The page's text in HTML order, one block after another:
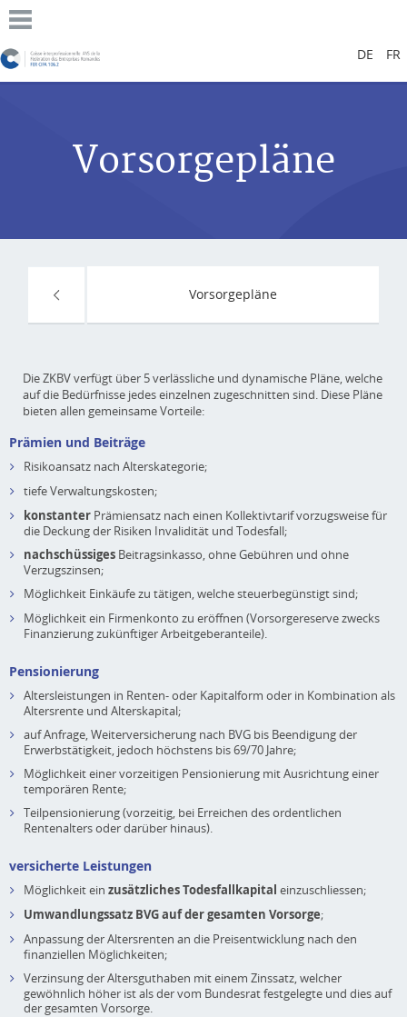
DE FR
Vorsorgepläne
Vorsorgepläne
Die ZKBV verfügt über 5 verlässliche und dynamische Pläne, welche
auf die Bedürfnisse jedes einzelnen zugeschnitten sind. Diese Pläne
bieten allen gemeinsame Vorteile:
Prämien und Beiträge
Risikoansatz nach Alterskategorie;
tiefe Verwaltungskosten;
konstanter Prämiensatz nach einen Kollektivtarif vorzugsweise für
die Deckung der Risiken Invalidität und Todesfall;
nachschüssiges Beitragsinkasso, ohne Gebühren und ohne
Verzugszinsen;
Möglichkeit Einkäufe zu tätigen, welche steuerbegünstigt sind;
Möglichkeit ein Firmenkonto zu eröffnen (Vorsorgereserve zwecks
Finanzierung zukünftiger Arbeitgeberanteile).
Pensionierung
Altersleistungen in Renten- oder Kapitalform oder in Kombination als
Altersrente und Alterskapital;
auf Anfrage, Weiterversicherung nach BVG bis Beendigung der
Erwerbstätigkeit, jedoch höchstens bis 69/70 Jahre;
Möglichkeit einer vorzeitigen Pensionierung mit Ausrichtung einer
temporären Rente;
Teilpensionierung (vorzeitig, bei Erreichen des ordentlichen
Rentenalters oder darüber hinaus).
versicherte Leistungen
Möglichkeit ein zusätzliches Todesfallkapital einzuschliessen;
Umwandlungssatz BVG auf der gesamten Vorsorge;
Anpassung der Altersrenten an die Preisentwicklung nach den
finanziellen Möglichkeiten;
Verzinsung der Altersguthaben mit einem Zinssatz, welcher
gewöhnlich höher ist als der vom Bundesrat festgelegte und dies auf
der gesamten Vorsorge.